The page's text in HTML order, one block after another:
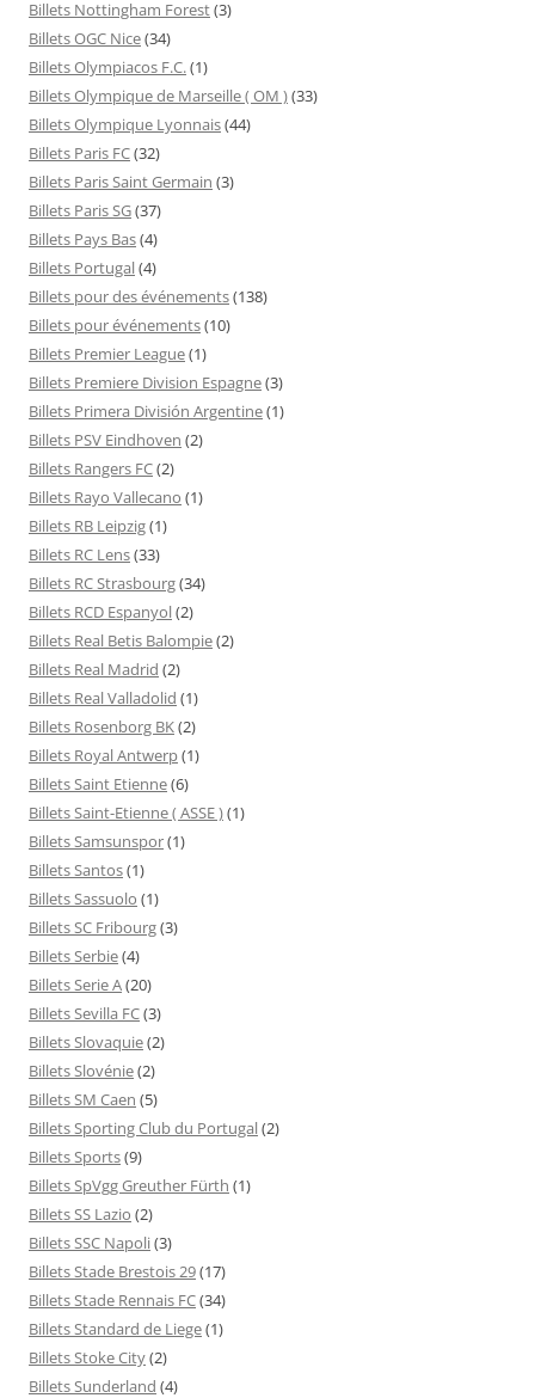
Billets Nottingham Forest(3)
Billets OGC Nice(34)
Billets Olympiacos F.C.(1)
Billets Olympique de Marseille ( OM )(33)
Billets Olympique Lyonnais(44)
Billets Paris FC(32)
Billets Paris Saint Germain (3)
Billets Paris SG(37)
Billets Pays Bas(4)
Billets Portugal(4)
Billets pour des événements(138)
Billets pour événements(10)
Billets Premier League(1)
Billets Premiere Division Espagne(3)
Billets Primera División Argentine(1)
Billets PSV Eindhoven (2)
Billets Rangers FC(2)
Billets Rayo Vallecano (1)
Billets RB Leipzig(1)
Billets RC Lens(33)
Billets RC Strasbourg(34)
Billets RCD Espanyol(2)
Billets Real Betis Balompie(2)
Billets Real Madrid (2)
Billets Real Valladolid (1)
Billets Rosenborg BK(2)
Billets Royal Antwerp(1)
Billets Saint Etienne(6)
Billets Saint-Etienne ( ASSE )(1)
Billets Samsunspor(1)
Billets Santos(1)
Billets Sassuolo (1)
Billets SC Fribourg(3)
Billets Serbie(4)
Billets Serie A(20)
Billets Sevilla FC(3)
Billets Slovaquie(2)
Billets Slovénie(2)
Billets SM Caen (5)
Billets Sporting Club du Portugal(2)
Billets Sports(9)
Billets SpVgg Greuther Fürth (1)
Billets SS Lazio (2)
Billets SSC Napoli(3)
Billets Stade Brestois 29(17)
Billets Stade Rennais FC(34)
Billets Standard de Liege(1)
Billets Stoke City(2)
Billets Sunderland (4)